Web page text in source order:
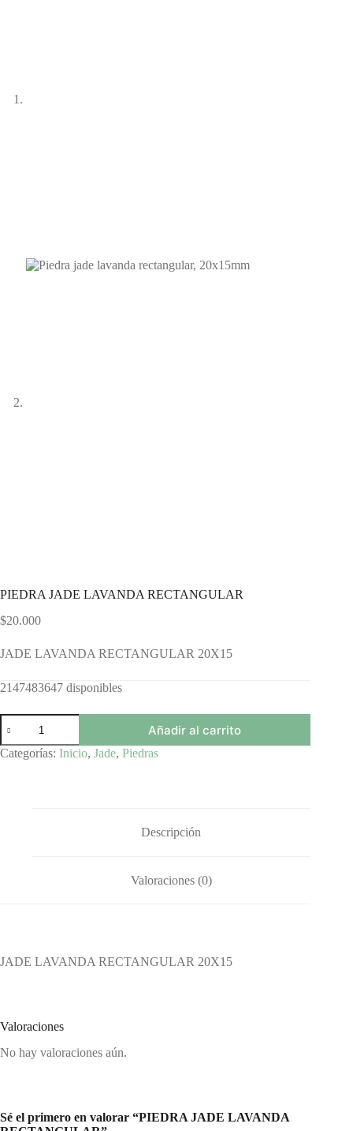
PIEDRA JADE LAVANDA RECTANGULAR
$20.000
JADE LAVANDA RECTANGULAR 20X15
2147483647 disponibles
PIEDRA
JADE
LAVANDA
RECTANGULAR
Añadir al carrito
Categorías: Inicio, Jade, Piedras
Descripción
Valoraciones (0)
JADE LAVANDA RECTANGULAR 20X15
Valoraciones
No hay valoraciones aún.
Sé el primero en valorar “PIEDRA JADE LAVANDA